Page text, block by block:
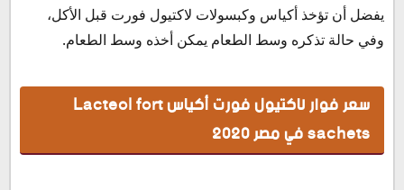
يفضل أن تؤخذ أكياس وكبسولات لاكتيول فورت قبل الأكل،
وفي حالة تذكره وسط الطعام يمكن أخذه وسط الطعام.
سعر فوار لاكتيول فورت أكياس Lacteol fort
sachets في مصر 2020